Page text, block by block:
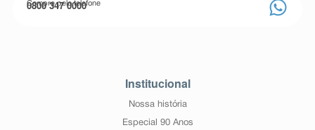
Compre pelo telefone
0800 347 0000
Institucional
Nossa história
Especial 90 Anos